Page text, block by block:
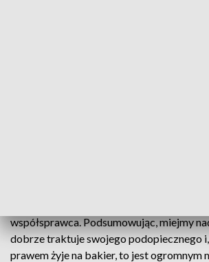
współsprawca. Podsumowując, miejmy
dobrze traktuje swojego podopiecznego
prawem żyje na bakier, to jest ogromnym